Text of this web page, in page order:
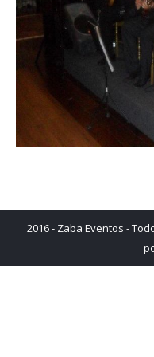
2016 - Zaba Eventos -